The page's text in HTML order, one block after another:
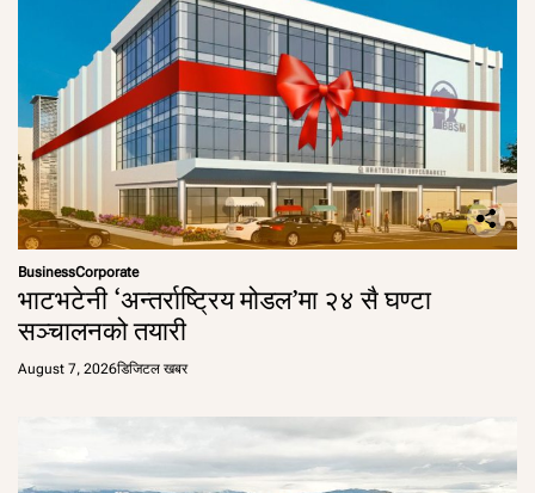
BusinessCorporate
भाटभटेनी ‘अन्तर्राष्ट्रिय मोडल’मा २४ सै घण्टा
सञ्चालनको तयारी
August 7, 2026डिजिटल खबर